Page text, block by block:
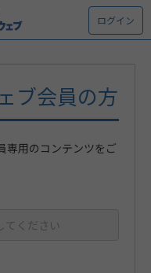
ログイン
ブ会員の方
専用のコンテンツをご